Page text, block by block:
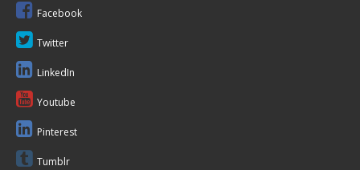
Facebook
Twitter
LinkedIn
Youtube
Pinterest
Tumblr